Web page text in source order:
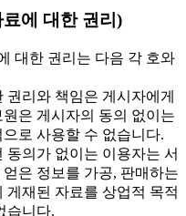
에 대한 권리)
대한 권리는 다음 각 호와
리와 책임은 게시자에게
은 게시자의 동의 없이는
로 사용할 수 없습니다.
의가 없이는 이용자는 서
은 정보를 가공, 판매하는
게재된 자료를 상업적 목적
습니다.